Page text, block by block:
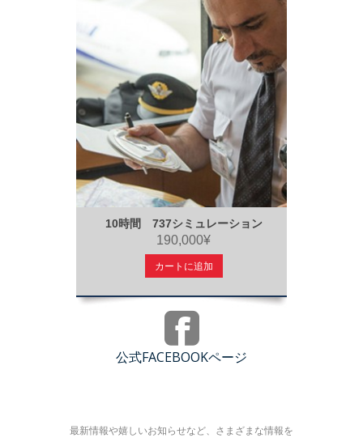
10時間 737シミュレーション
190,000¥
カートに追加
公式FACEBOOKページ
最新情報や嬉しいお知らせなど、さまざまな情報を